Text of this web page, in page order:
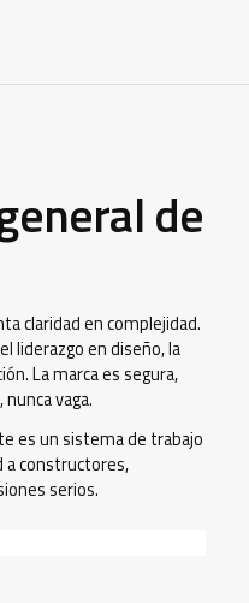
de
claridad en complejidad.
liderazgo en diseño, la
La marca es segura,
vaga.
es un sistema de trabajo
a constructores,
serios.